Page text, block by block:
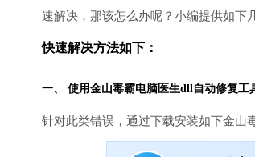
速解决，那该怎么办呢？小编提供如下
快速解决方法如下：
一、 使用金山毒霸电脑医生dll自动修复工
针对此类错误，通过下载安装如下金山